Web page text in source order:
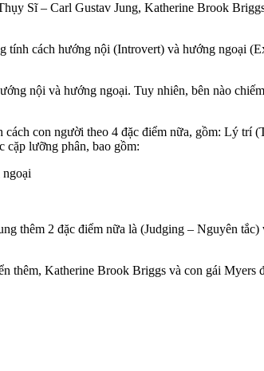
Sĩ – Carl Gustav Jung, Katherine Brook
tính cách hướng nội (Introvert) và hướng ngoại
nội và hướng ngoại. Tuy nhiên, bên nào
con người theo 4 đặc điểm nữa, gồm: Lý
cặp lưỡng phân, bao gồm:
thêm 2 đặc điểm nữa là (Judging – Nguyên
thêm, Katherine Brook Briggs và con gái